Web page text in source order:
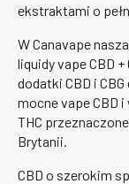
ekstraktami o
W Canavape
liquidy vape CBD
dodatki CBD i
mocne vape CBD
THC
Brytanii.
CBD o szerokim